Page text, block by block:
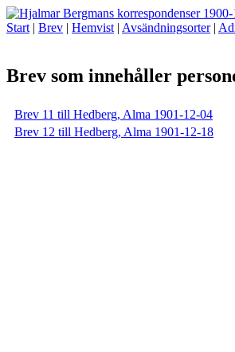
Start | Brev | Hemvist | Avsändningsorter|
Brev som innehåller
Brev 11 till Hedberg, Alma 1901-12-04
Brev 12 till Hedberg, Alma 1901-12-18